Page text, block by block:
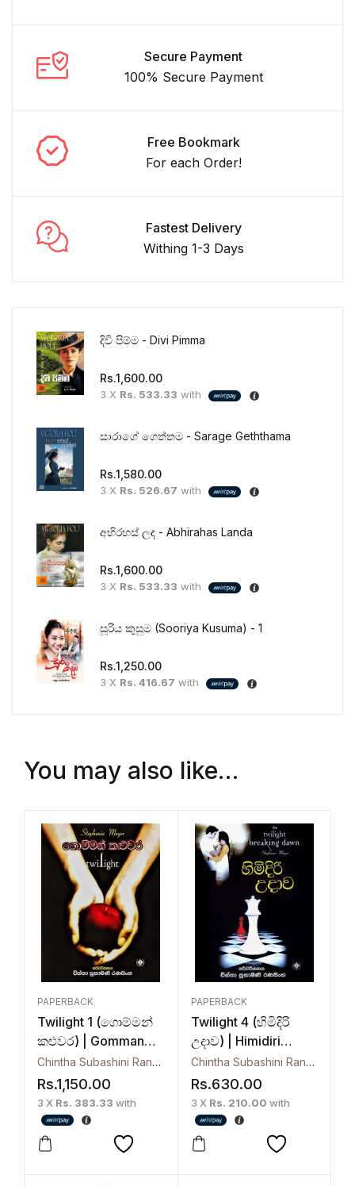
Secure Payment
100% Secure Payment
Free Bookmark
For each Order!
Fastest Delivery
Withing 1-3 Days
දිවි පිම්ම - Divi Pimma
Rs.1,600.00
3 X Rs. 533.33 with
සාරාගේ ගෙත්තම - Sarage Geththama
Rs.1,580.00
3 X Rs. 526.67 with
අභිරහස් ලඳ - Abhirahas Landa
Rs.1,600.00
3 X Rs. 533.33 with
සූරිය කුසුම (Sooriya Kusuma) - 1
Rs.1,250.00
3 X Rs. 416.67 with
You may also like…
PAPERBACK
Twilight 1 (ගොම්මන්
කළුවර) | Gomman
Kaluwara
Chintha Subashini Ranasinghe
Rs.1,150.00
3 X Rs. 383.33 with
PAPERBACK
Twilight 4 (හිමිදිරි
උදාව) | Himidiri
Udawa – Breaking
Dawn
Chintha Subashini Ranasinghe
Rs.630.00
3 X Rs. 210.00 with